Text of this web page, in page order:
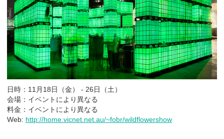
日時：11月18日（金） - 26日（土）
会場：イベントにより異なる
料金：イベントにより異なる
Web: http://home.vicnet.net.au/~fobr/wildflowershow